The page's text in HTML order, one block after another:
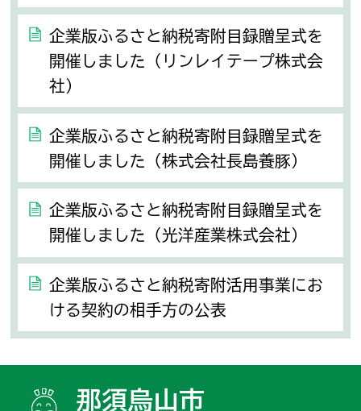
企業版ふるさと納税寄附目録贈呈式を
開催しました（リンレイテープ株式会
社）
企業版ふるさと納税寄附目録贈呈式を
開催しました（株式会社長島養豚）
企業版ふるさと納税寄附目録贈呈式を
開催しました（光洋産業株式会社）
企業版ふるさと納税寄附活用事業にお
ける契約の相手方の公表